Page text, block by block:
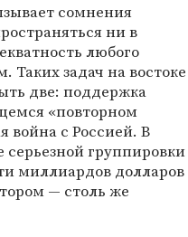
сомнения
ни в
любого
задач на востоке
две: поддержка
«повторном
война с Россией. В
серьезной группировки
миллиардов долларов
— столь же